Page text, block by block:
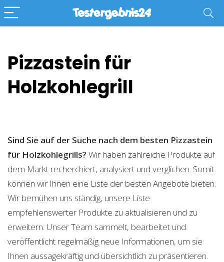
Pizzastein für
Holzkohlegrill
Sind Sie auf der Suche nach dem besten Pizzastein
für Holzkohlegrills? Wir haben zahlreiche Produkte auf
dem Markt recherchiert, analysiert und verglichen. Somit
können wir Ihnen eine Liste der besten Angebote bieten.
Wir bemühen uns ständig, unsere Liste
empfehlenswerter Produkte zu aktualisieren und zu
erweitern. Unser Team sammelt, bearbeitet und
veröffentlicht regelmäßig neue Informationen, um sie
Ihnen aussagekräftig und übersichtlich zu präsentieren.